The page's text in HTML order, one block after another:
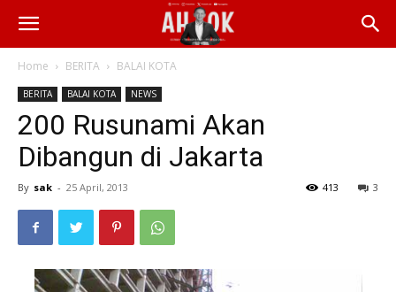
Home BERITA BALAI KOTA
BERITA BALAI KOTA NEWS
200 Rusunami Akan
Dibangun di Jakarta
By sak - 25 April, 2013 3
413